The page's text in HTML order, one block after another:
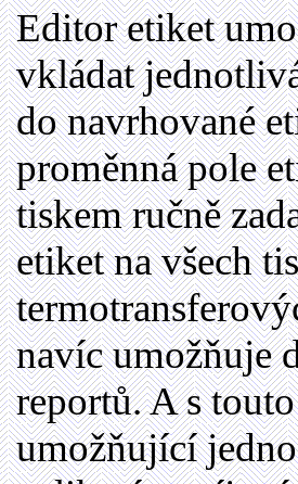
Editor etiket
vkládat
do navrhované
proměnná pole
tiskem ručně
etiket na všech
navíc umožňuje
reportů. A s
umožňující